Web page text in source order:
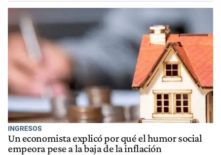
INGRESOS
Un economista explicó por qué el humor social
empeora pese a la baja de la inflación